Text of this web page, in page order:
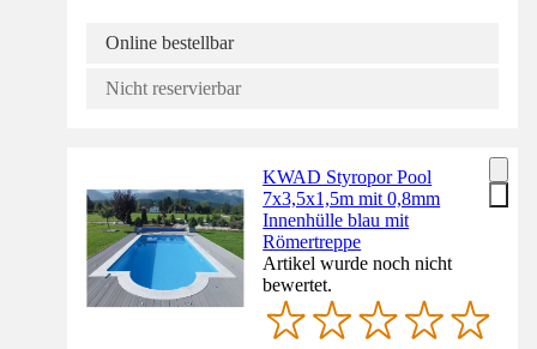
Online bestellbar
Nicht reservierbar
KWAD Styropor Pool
7x3,5x1,5m mit 0,8mm
Innenhülle blau mit
Römertreppe
Artikel wurde noch nicht
bewertet.